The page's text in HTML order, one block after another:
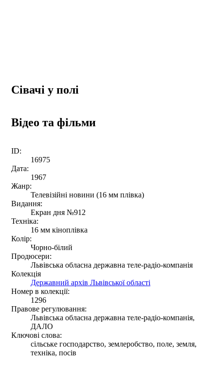
Сівачі у полі
Відео та фільми
ID:
16975
Дата:
1967
Жанр:
Телевізійні новини (16 мм плівка)
Видання:
Екран дня №912
Техніка:
16 мм кіноплівка
Колір:
Чорно-білий
Продюсери:
Львівська обласна державна теле-радіо-компанія
Колекція
Державний архів Львівської області
Номер в колекції:
1296
Правове регулювання:
Львівська обласна державна теле-радіо-компанія,
ДАЛО
Ключові слова:
сільське господарство, землеробство, поле, земля,
техніка, посів